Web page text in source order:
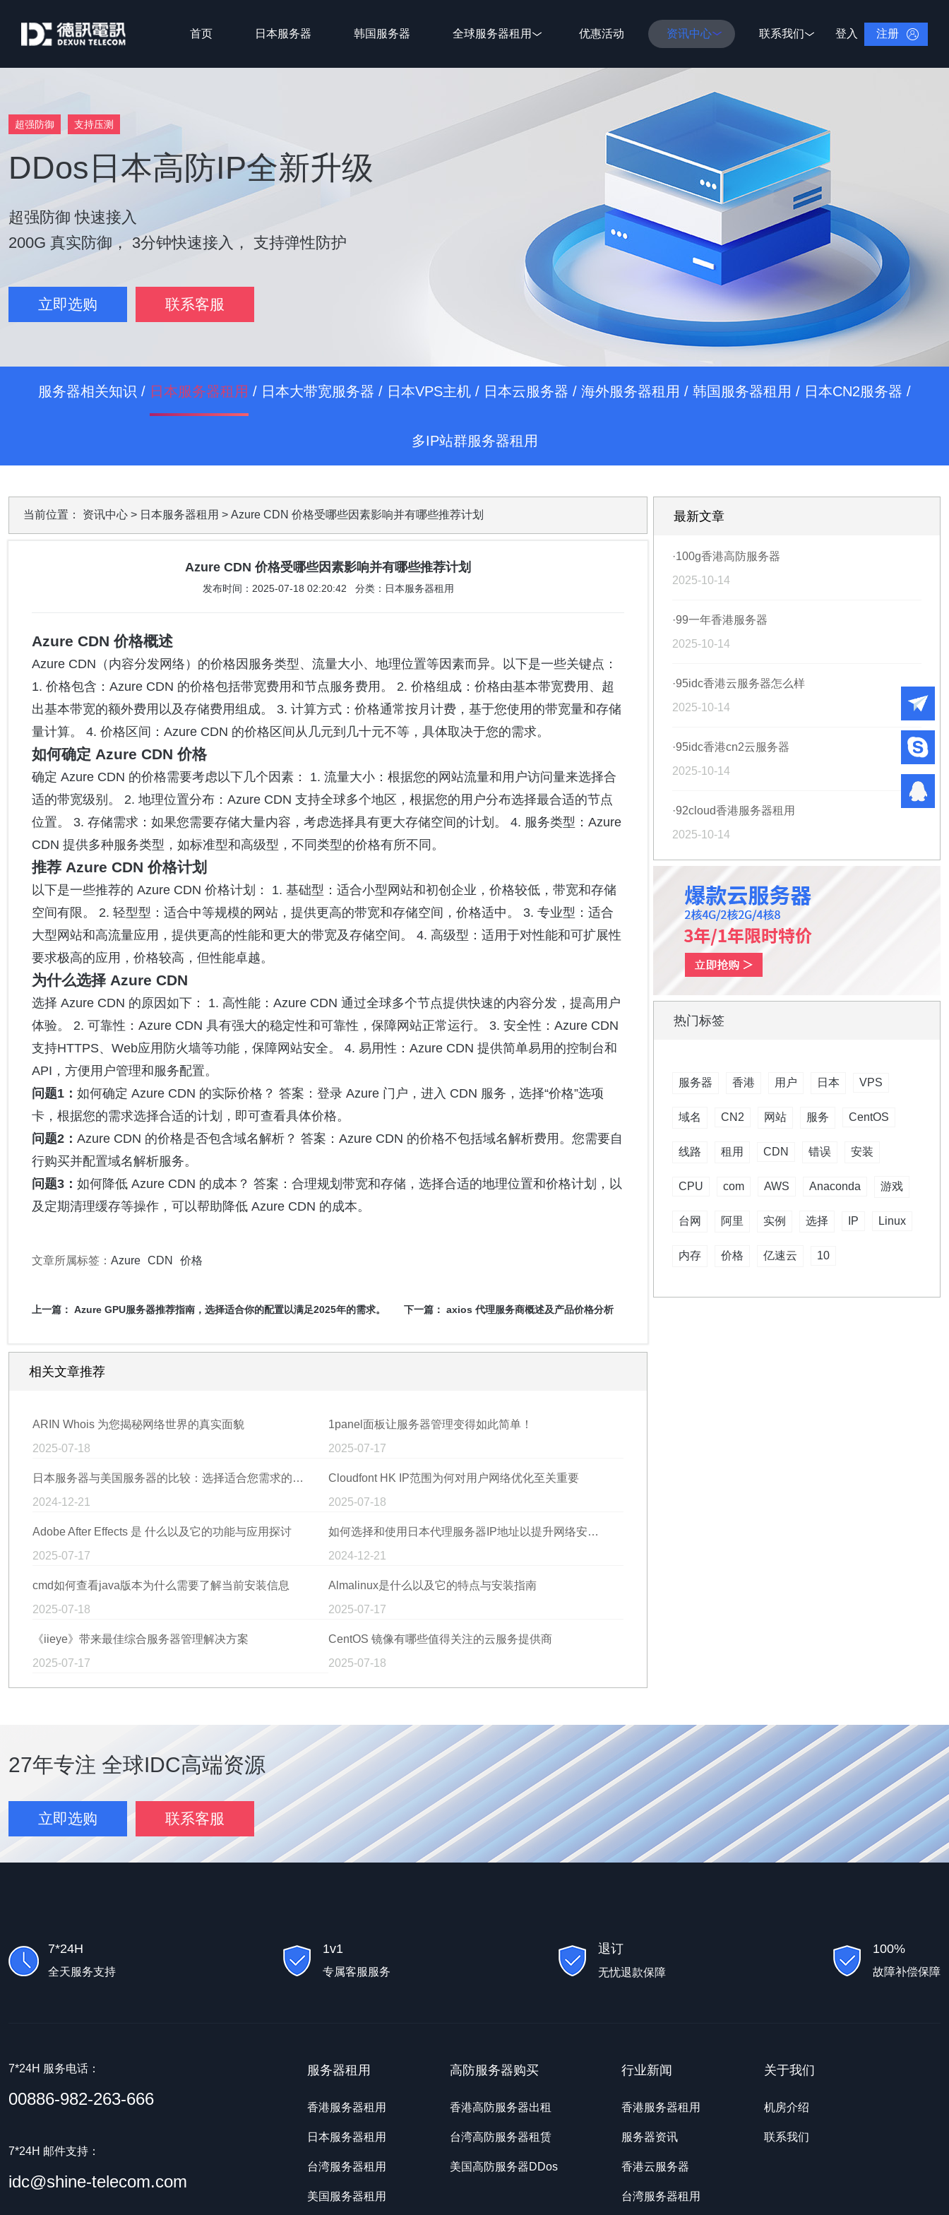
首页 日本服务器 韩国服务器 全球服务器租用 优惠活动 资讯中心 联系我们 登入 注册
超强防御 支持压测
DDos日本高防IP全新升级
超强防御 快速接入
200G 真实防御， 3分钟快速接入， 支持弹性防护
立即选购 联系客服
服务器相关知识 / 日本服务器租用 / 日本大带宽服务器 / 日本VPS主机 / 日本云服务器 / 海外服务器租用 / 韩国服务器租用 / 日本CN2服务器 /
多IP站群服务器租用
当前位置： 资讯中心 > 日本服务器租用 > Azure CDN 价格受哪些因素影响并有哪些推荐计划
Azure CDN 价格受哪些因素影响并有哪些推荐计划
发布时间：2025-07-18 02:20:42 分类：日本服务器租用
Azure CDN 价格概述
Azure CDN（内容分发网络）的价格因服务类型、流量大小、地理位置等因素而异。以下是一些关键点：
1. 价格包含：Azure CDN 的价格包括带宽费用和节点服务费用。 2. 价格组成：价格由基本带宽费用、超
出基本带宽的额外费用以及存储费用组成。 3. 计算方式：价格通常按月计费，基于您使用的带宽量和存储
量计算。 4. 价格区间：Azure CDN 的价格区间从几元到几十元不等，具体取决于您的需求。
如何确定 Azure CDN 价格
确定 Azure CDN 的价格需要考虑以下几个因素： 1. 流量大小：根据您的网站流量和用户访问量来选择合
适的带宽级别。 2. 地理位置分布：Azure CDN 支持全球多个地区，根据您的用户分布选择最合适的节点
位置。 3. 存储需求：如果您需要存储大量内容，考虑选择具有更大存储空间的计划。 4. 服务类型：Azure
CDN 提供多种服务类型，如标准型和高级型，不同类型的价格有所不同。
推荐 Azure CDN 价格计划
以下是一些推荐的 Azure CDN 价格计划： 1. 基础型：适合小型网站和初创企业，价格较低，带宽和存储
空间有限。 2. 轻型型：适合中等规模的网站，提供更高的带宽和存储空间，价格适中。 3. 专业型：适合
大型网站和高流量应用，提供更高的性能和更大的带宽及存储空间。 4. 高级型：适用于对性能和可扩展性
要求极高的应用，价格较高，但性能卓越。
为什么选择 Azure CDN
选择 Azure CDN 的原因如下： 1. 高性能：Azure CDN 通过全球多个节点提供快速的内容分发，提高用户
体验。 2. 可靠性：Azure CDN 具有强大的稳定性和可靠性，保障网站正常运行。 3. 安全性：Azure CDN
支持HTTPS、Web应用防火墙等功能，保障网站安全。 4. 易用性：Azure CDN 提供简单易用的控制台和
API，方便用户管理和服务配置。
问题1： 如何确定 Azure CDN 的实际价格？ 答案：登录 Azure 门户，进入 CDN 服务，选择“价格”选项
卡，根据您的需求选择合适的计划，即可查看具体价格。
问题2： Azure CDN 的价格是否包含域名解析？ 答案：Azure CDN 的价格不包括域名解析费用。您需要自
行购买并配置域名解析服务。
问题3： 如何降低 Azure CDN 的成本？ 答案：合理规划带宽和存储，选择合适的地理位置和价格计划，以
及定期清理缓存等操作，可以帮助降低 Azure CDN 的成本。
文章所属标签： Azure CDN 价格
上一篇： Azure GPU服务器推荐指南，选择适合你的配置以满足2025年的需求。 下一篇： axios 代理服务商概述及产品价格分析
相关文章推荐
ARIN Whois 为您揭秘网络世界的真实面貌
2025-07-18
1panel面板让服务器管理变得如此简单！
2025-07-17
日本服务器与美国服务器的比较：选择适合您需求的最佳服务器方案
2024-12-21
Cloudfont HK IP范围为何对用户网络优化至关重要
2025-07-18
Adobe After Effects 是 什么以及它的功能与应用探讨
2025-07-17
如何选择和使用日本代理服务器IP地址以提升网络安全和访问速度
2024-12-21
cmd如何查看java版本为什么需要了解当前安装信息
2025-07-18
Almalinux是什么以及它的特点与安装指南
2025-07-17
《iieye》带来最佳综合服务器管理解决方案
2025-07-17
CentOS 镜像有哪些值得关注的云服务提供商
2025-07-18
最新文章
·100g香港高防服务器
2025-10-14
·99一年香港服务器
2025-10-14
·95idc香港云服务器怎么样
2025-10-14
·95idc香港cn2云服务器
2025-10-14
·92cloud香港服务器租用
2025-10-14
热门标签
服务器 香港 用户 日本 VPS
域名 CN2 网站 服务 CentOS
线路 租用 CDN 错误 安装
CPU com AWS Anaconda 游戏
台网 阿里 实例 选择 IP Linux
内存 价格 亿速云 10
27年专注 全球IDC高端资源
立即选购 联系客服
7*24H
全天服务支持
1v1
专属客服服务
退订
无忧退款保障
100%
故障补偿保障
7*24H 服务电话：
00886-982-263-666
7*24H 邮件支持：
idc@shine-telecom.com
服务器租用
香港服务器租用
日本服务器租用
台湾服务器租用
美国服务器租用
高防服务器购买
香港高防服务器出租
台湾高防服务器租赁
美国高防服务器DDos
行业新闻
香港服务器租用
服务器资讯
香港云服务器
台湾服务器租用
关于我们
机房介绍
联系我们